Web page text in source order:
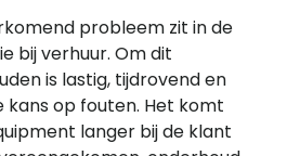
probleem zit in de
bij verhuur. Om dit
is lastig, tijdrovend en
op fouten. Het komt
langer bij de klant